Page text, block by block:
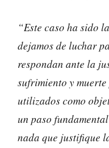
“Este caso ha sido
dejamos de luchar
respondan ante la
sufrimiento y
utilizados como
un paso
nada que justifique